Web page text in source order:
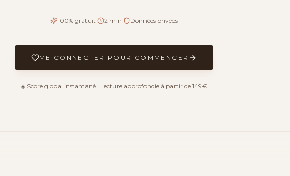
100% gratuit· 2 min· Données privées
ME CONNECTER POUR COMMENCER
◈ Score global instantané · Lecture approfondie à partir de 149€